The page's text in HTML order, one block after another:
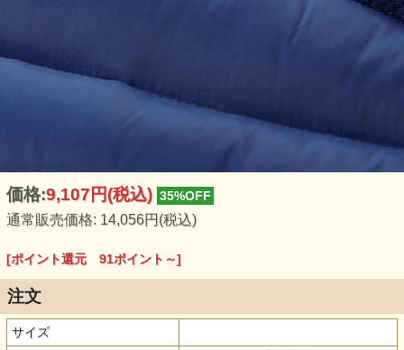
価格:9,107円(税込) 35%OFF
通常販売価格: 14,056円(税込)
[ポイント還元 91ポイント～]
注文
サイズ